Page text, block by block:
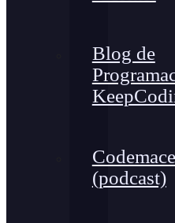
Blog de
(podcast)